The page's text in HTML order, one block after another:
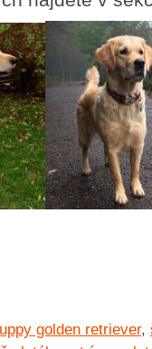
golden retriever,